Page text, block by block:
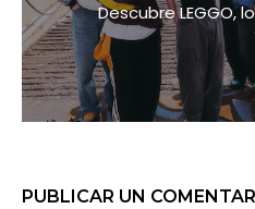
Descubre LEGGO,
PUBLICAR UN